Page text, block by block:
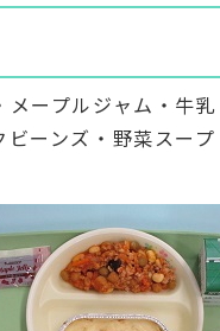
メープルジャム・牛
ビーンズ・野菜スープ